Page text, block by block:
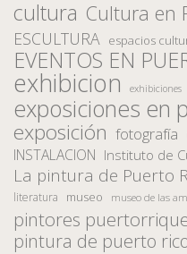
cultura Cultura en
ESCULTURA espacios
EVENTOS EN
exhibicion exhibiciones
exposiciones en
exposición fotografía
INSTALACION Instituto de
La pintura de Puerto
literatura museo museo de las
pintores
pintura de puerto